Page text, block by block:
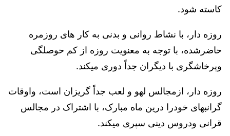
کاسته شود.
روزه دار، با نشاط ‌روانی و بدنی به کار های روزمره
حاضرشده، با توجه به معنویت روزه از کم حوصلگی
وپرخاشگری با دیگران جداً دوری میکند.
روزه دار، ازمجالس لهو و لعب جداً گریزان است، واوقات
گرانبهای خودرا درین ماه مبارک، با اشتراک در مجالس
قرانی ودروس دینی سپری میکند.